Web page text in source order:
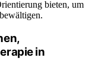
bieten, um
in